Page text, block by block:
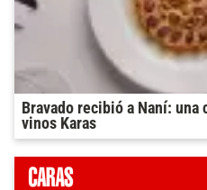
Bravado recibió a Naní: una
vinos Karas